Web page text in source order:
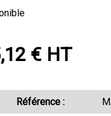
€ HT
Référence :